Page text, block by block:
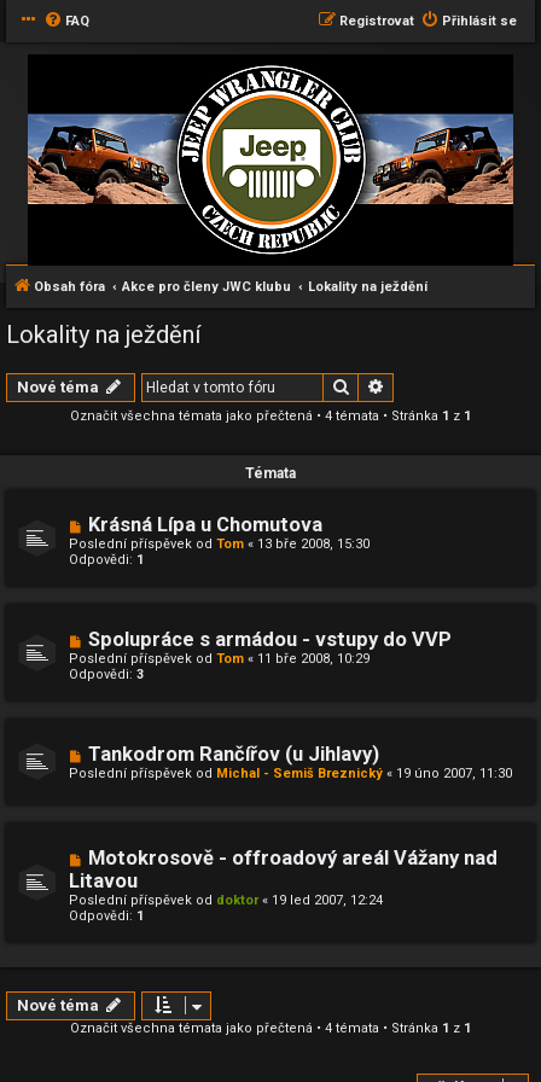
FAQ Přihlásit se
Registrovat
Obsah fóra Akce pro členy JWC klubu Lokality na ježdění
Lokality na ježdění
Nové téma Hledat
Označit všechna témata jako přečtená • 4 témata • Stránka 1 z 1
Témata
Krásná Lípa u Chomutova
Poslední příspěvek od Tom « 13 bře 2008, 15:30
Odpovědi: 1
Spolupráce s armádou - vstupy do VVP
Poslední příspěvek od Tom « 11 bře 2008, 10:29
Odpovědi: 3
Tankodrom Rančířov (u Jihlavy)
Poslední příspěvek od Michal - Semiš Breznický « 19 úno 2007, 11:30
Motokrosově - offroadový areál Vážany nad
Litavou
Poslední příspěvek od doktor« 19 led 2007, 12:24
Odpovědi: 1
Nové téma
Označit všechna témata jako přečtená • 4 témata • Stránka 1 z 1